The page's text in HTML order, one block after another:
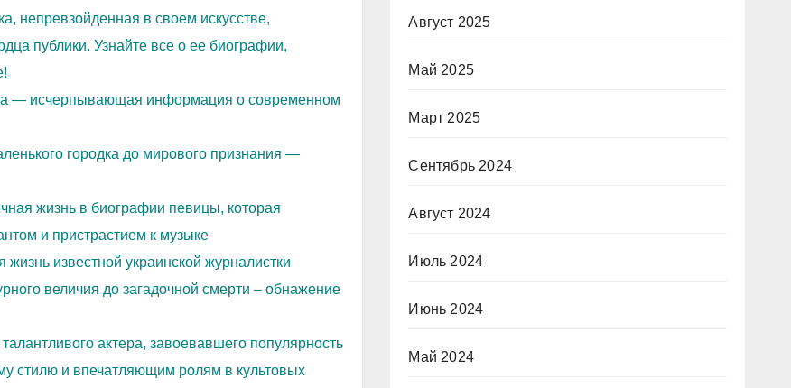
непревзойденная в своем искусстве,
публики. Узнайте все о ее биографии,
— исчерпывающая информация о современном
городка до мирового признания —
жизнь в биографии певицы, которая
и пристрастием к музыке
известной украинской журналистки
величия до загадочной смерти – обнажение
актера, завоевавшего популярность
стилю и впечатляющим ролям в культовых
Август 2025
Май 2025
Март 2025
Сентябрь 2024
Август 2024
Июль 2024
Июнь 2024
Май 2024